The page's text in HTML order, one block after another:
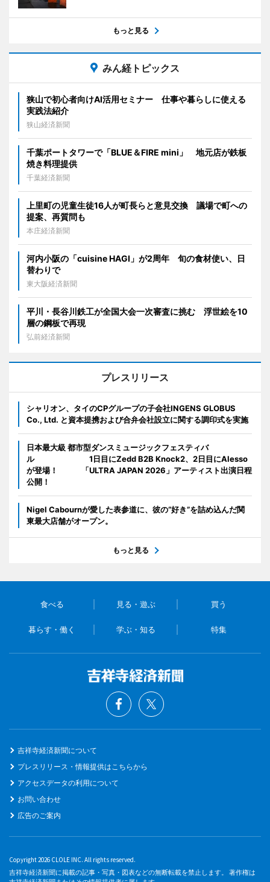
もっと見る
みん経トピックス
狭山で初心者向けAI活用セミナー 仕事や暮らしに使える
実践法紹介
狭山経済新聞
千葉ポートタワーで「BLUE＆FIRE mini」 地元店が鉄板
焼き料理提供
千葉経済新聞
上里町の児童生徒16人が町長らと意見交換 議場で町への
提案、再質問も
本庄経済新聞
河内小阪の「cuisine HAGI」が2周年 旬の食材使い、日
替わりで
東大阪経済新聞
平川・長谷川鉄工が全国大会一次審査に挑む 浮世絵を10
層の鋼板で再現
弘前経済新聞
プレスリリース
シャリオン、タイのCPグループの子会社INGENS GLOBUS
Co., Ltd. と資本提携および合弁会社設立に関する調印式を実施
日本最大級 都市型ダンスミュージックフェスティバ
ル 1日目にZedd B2B Knock2、2日目にAlesso
が登場！ 「ULTRA JAPAN 2026」アーティスト出演日程
公開！
Nigel Cabournが愛した表参道に、彼の“好き”を詰め込んだ関
東最大店舗がオープン。
もっと見る
食べる 見る・遊ぶ 買う
暮らす・働く 学ぶ・知る 特集
吉祥寺経済新聞について
プレスリリース・情報提供はこちらから
アクセスデータの利用について
お問い合わせ
広告のご案内
Copyright 2026 CLOLE INC. All rights reserved.
吉祥寺経済新聞に掲載の記事・写真・図表などの無断転載を禁止します。 著作権は